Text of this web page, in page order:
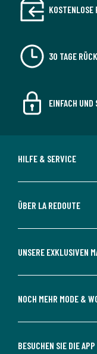
KOSTENLOSE
30 TAGE
EINFACH
HILFE & SERVICE
ÜBER LA REDOUTE
UNSERE EXKLUSIVEN
NOCH MEHR MODE &
BESUCHEN SIE DIE APP